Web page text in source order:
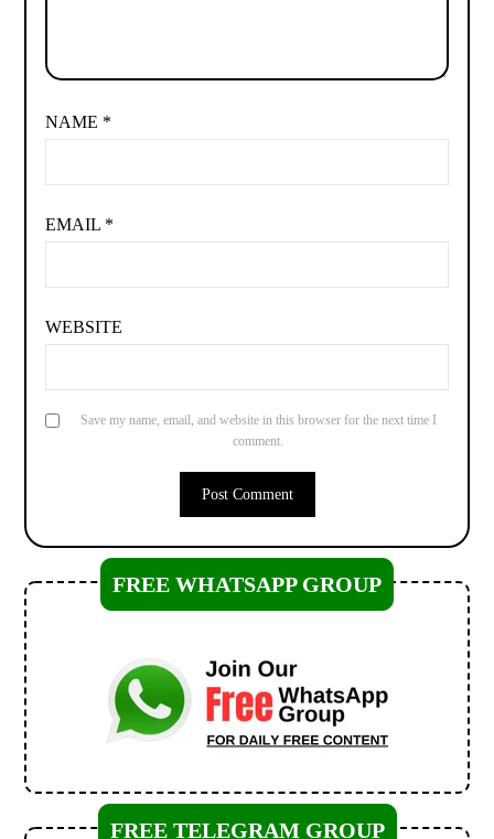
NAME *
EMAIL *
WEBSITE
Save my name, email, and website in this browser for the next time I
comment.
FREE WHATSAPP GROUP
FREE TELEGRAM GROUP